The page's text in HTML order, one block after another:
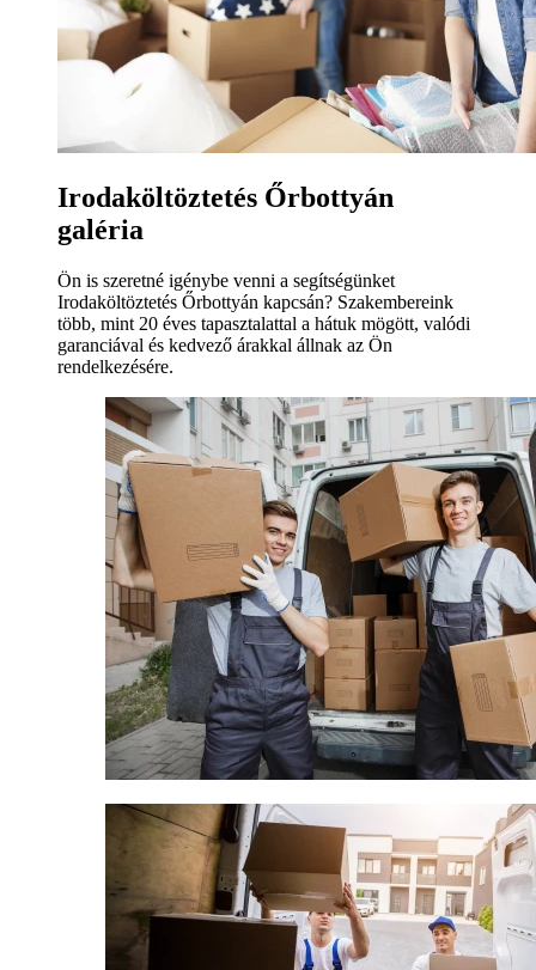
Irodaköltöztetés Őrbottyán
galéria
Ön is szeretné igénybe venni a segítségünket
Irodaköltöztetés Őrbottyán kapcsán? Szakembereink
több, mint 20 éves tapasztalattal a hátuk mögött, valódi
garanciával és kedvező árakkal állnak az Ön
rendelkezésére.